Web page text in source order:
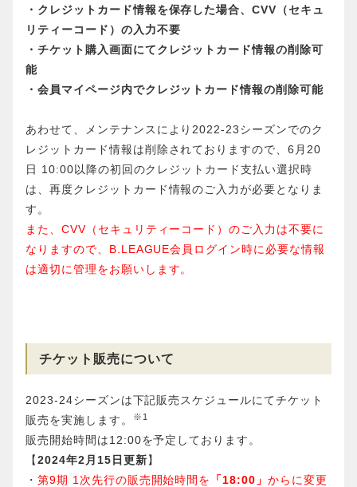
・クレジットカード情報を保存した場合、CVV（セキュ
リティーコード）の入力不要
・チケット購入画面にてクレジットカード情報の削除可
能
・会員マイページ内でクレジットカード情報の削除可能
あわせて、メンテナンスにより2022-23シーズンでのク
レジットカード情報は削除されておりますので、6月20
日 10:00以降の初回のクレジットカード支払い選択時
は、再度クレジットカード情報のご入力が必要となりま
す。
また、CVV（セキュリティーコード）のご入力は不要に
なりますので、B.LEAGUE会員ログイン時に必要な情報
は適切に管理をお願いします。
チケット販売について
2023-24シーズンは下記販売スケジュールにてチケット
販売を実施します。
※1
販売開始時間は12:00を予定しております。
【2024年2月15日更新】
・ 第9期 1次先行の販売開始時間を 「18:00」からに変更